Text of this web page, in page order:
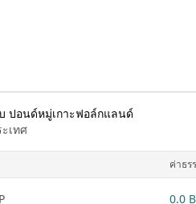
ปอนด์หมู่เกาะฟอล์กแลนด์
เทศ
ค่าธร
0.0